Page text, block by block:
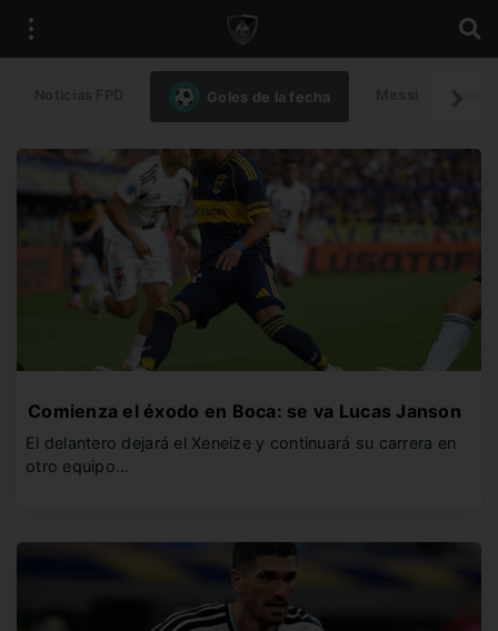
Goles de la fecha
Comienza el éxodo en Boca: se va Lucas Janson
El delantero dejará el Xeneize y continuará su carrera en
otro equipo…